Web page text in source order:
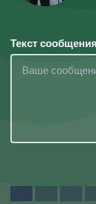
Текст